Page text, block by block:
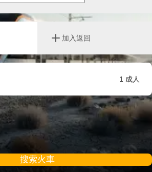
加入返回
1 成人
搜索火車